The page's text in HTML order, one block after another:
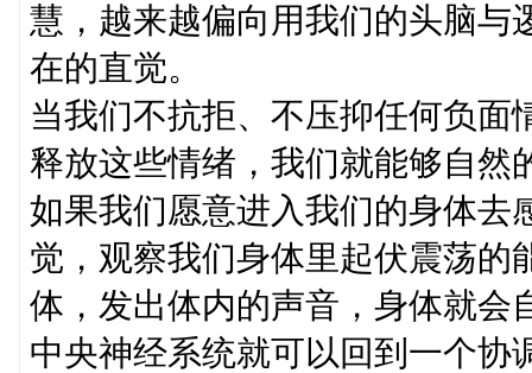
慧，越来越偏向用我们的头脑与
在的直觉。
当我们不抗拒、不压抑任何负面
释放这些情绪，我们就能够自
如果我们愿意进入我们的身体去
觉，观察我们身体里起伏震荡的
体，发出体内的声音，身体就会
中央神经系统就可以回到一个协